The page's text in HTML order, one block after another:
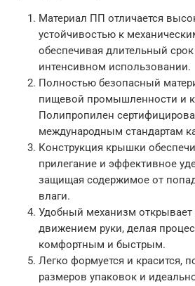
Материал ПП отличается
устойчивостью к
обеспечивая длительный
интенсивном использовании.
Полностью безопасный
пищевой промышленности и
Полипропилен
международным стандартам
Конструкция крышки
прилегание и эффективное
защищая содержимое от
влаги.
Удобный механизм
движением руки, делая
комфортным и быстрым.
Легко формуется и красится,
размеров упаковок и